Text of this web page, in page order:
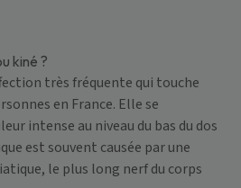
kiné ?
très fréquente qui touche
en France. Elle se
intense au niveau du bas du dos
est souvent causée par une
le plus long nerf du corps